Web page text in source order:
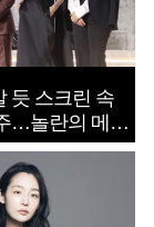
듯 스크린 속
…놀란의 메시
죄’